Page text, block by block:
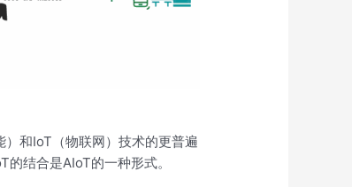
和IoT（物联网）技术的更普遍
结合是AIoT的一种形式。